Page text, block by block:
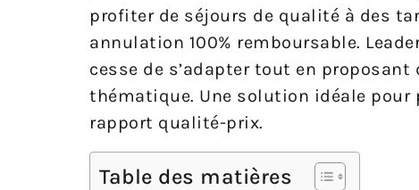
profiter de séjours de qualité à des
annulation 100% remboursable.
cesse de s’adapter tout en
thématique. Une solution idéale pour
rapport qualité-prix.
Table des matières